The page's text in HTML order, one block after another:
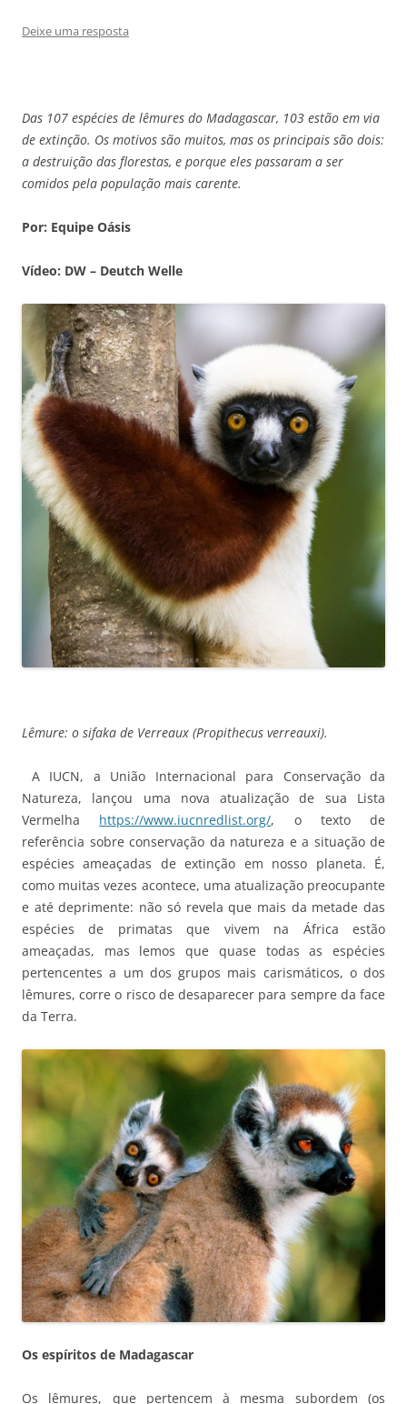
Deixe uma resposta
Das 107 espécies de lêmures do Madagascar, 103 estão em via
de extinção. Os motivos são muitos, mas os principais são dois:
a destruição das florestas, e porque eles passaram a ser
comidos pela população mais carente.
Por: Equipe Oásis
Vídeo: DW – Deutch Welle
Lêmure: o sifaka de Verreaux (Propithecus verreauxi).
A IUCN, a União Internacional para Conservação da
Natureza, lançou uma nova atualização de sua Lista
Vermelha https://www.iucnredlist.org/, o texto de
referência sobre conservação da natureza e a situação de
espécies ameaçadas de extinção em nosso planeta. É,
como muitas vezes acontece, uma atualização preocupante
e até deprimente: não só revela que mais da metade das
espécies de primatas que vivem na África estão
ameaçadas, mas lemos que quase todas as espécies
pertencentes a um dos grupos mais carismáticos, o dos
lêmures, corre o risco de desaparecer para sempre da face
da Terra.
Os espíritos de Madagascar
Os lêmures, que pertencem à mesma subordem (os